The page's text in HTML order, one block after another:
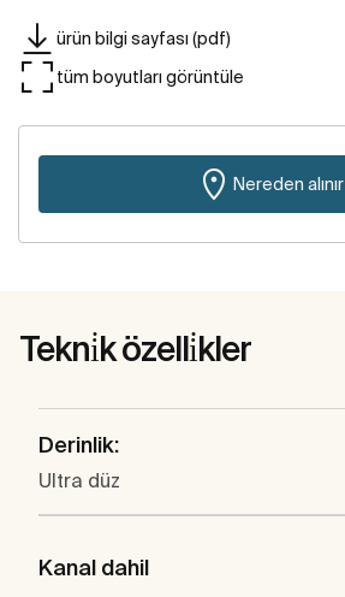
ürün bilgi sayfası (pdf)
tüm boyutları görüntüle
Nereden alınır
Tekni̇k özelli̇kler
Derinlik:
Ultra düz
Kanal dahil